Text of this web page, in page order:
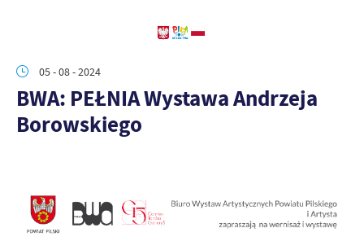
05 - 08 - 2024
BWA: PEŁNIA Wystawa Andrzeja
Borowskiego